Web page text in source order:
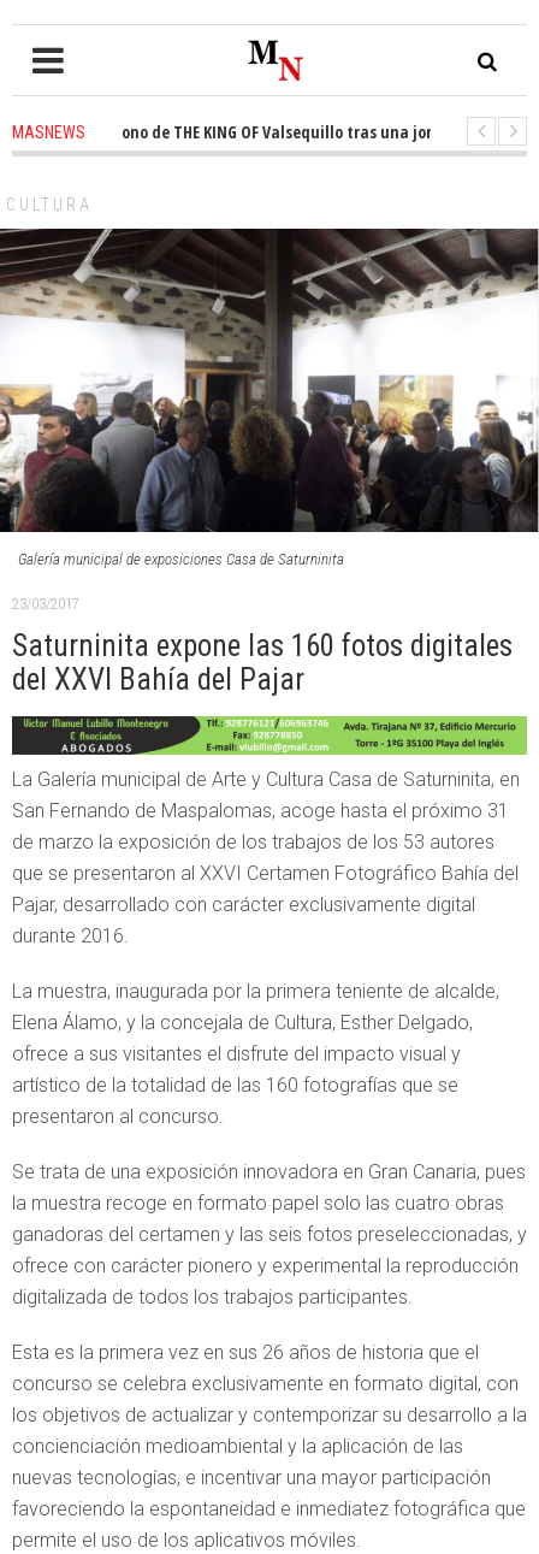
MASNEWS
el trono de THE KING OF Valsequillo tras una jornada de baloncesto
CULTURA
Galería municipal de exposiciones Casa de Saturninita
23/03/2017
Saturninita expone las 160 fotos digitales
del XXVI Bahía del Pajar
La Galería municipal de Arte y Cultura Casa de Saturninita, en
San Fernando de Maspalomas, acoge hasta el próximo 31
de marzo la exposición de los trabajos de los 53 autores
que se presentaron al XXVI Certamen Fotográfico Bahía del
Pajar, desarrollado con carácter exclusivamente digital
durante 2016.
La muestra, inaugurada por la primera teniente de alcalde,
Elena Álamo, y la concejala de Cultura, Esther Delgado,
ofrece a sus visitantes el disfrute del impacto visual y
artístico de la totalidad de las 160 fotografías que se
presentaron al concurso.
Se trata de una exposición innovadora en Gran Canaria, pues
la muestra recoge en formato papel solo las cuatro obras
ganadoras del certamen y las seis fotos preseleccionadas, y
ofrece con carácter pionero y experimental la reproducción
digitalizada de todos los trabajos participantes.
Esta es la primera vez en sus 26 años de historia que el
concurso se celebra exclusivamente en formato digital, con
los objetivos de actualizar y contemporizar su desarrollo a la
concienciación medioambiental y la aplicación de las
nuevas tecnologías, e incentivar una mayor participación
favoreciendo la espontaneidad e inmediatez fotográfica que
permite el uso de los aplicativos móviles.